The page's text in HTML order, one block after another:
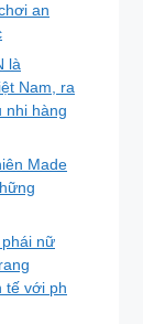
an
là
Nam, ra
nhi hàng
Made
nữ
tế với ph